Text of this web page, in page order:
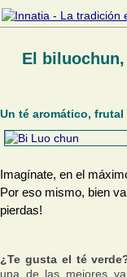
El
Un té aromático, frutal
Imagínate, en el
Por eso mismo, bien
pierdas!
¿Te gusta el té
una de las mejores